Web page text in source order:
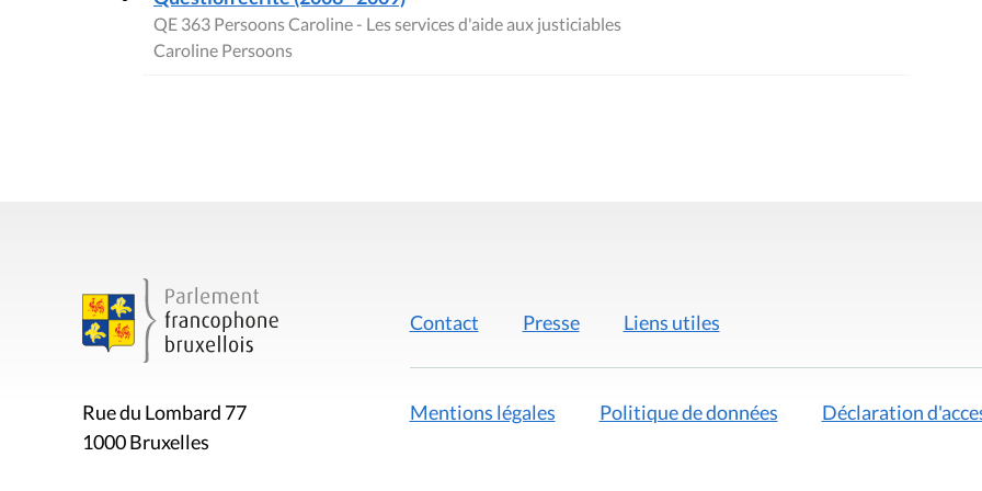
QE 363 Persoons Caroline - Les services d'aide aux justiciables
Caroline Persoons
Rue du Lombard 77
1000 Bruxelles
Contact Presse Liens utiles
Mentions légales Politique de données Déclaration